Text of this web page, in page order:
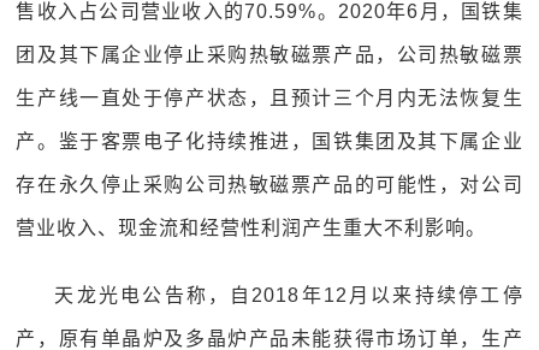
售收入占公司营业收入的70.59%。2020年6月，国铁集
团及其下属企业停止采购热敏磁票产品，公司热敏磁票
生产线一直处于停产状态，且预计三个月内无法恢复生
产。鉴于客票电子化持续推进，国铁集团及其下属企业
存在永久停止采购公司热敏磁票产品的可能性，对公司
营业收入、现金流和经营性利润产生重大不利影响。
天龙光电公告称，自2018年12月以来持续停工停
产，原有单晶炉及多晶炉产品未能获得市场订单，生产